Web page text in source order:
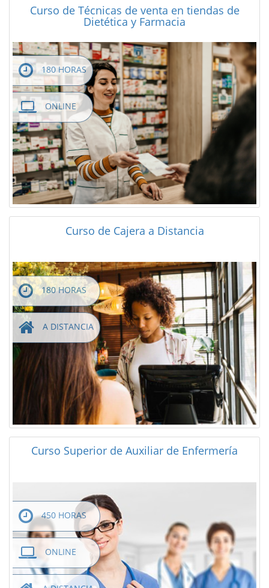
Curso de Técnicas de venta en tiendas de
Dietética y Farmacia
180 HORAS
ONLINE
Curso de Cajera a Distancia
180 HORAS
A DISTANCIA
Curso Superior de Auxiliar de Enfermería
450 HORAS
ONLINE